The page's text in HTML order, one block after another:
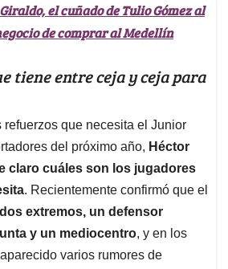
el cuñado de Tulio Gómez al
de comprar al Medellín
tiene entre ceja y ceja para
refuerzos que necesita el Junior
del próximo año, Héctor
claro cuáles son los jugadores
. Recientemente confirmó que el
dos extremos, un defensor
y un mediocentro, y en los
varios rumores de